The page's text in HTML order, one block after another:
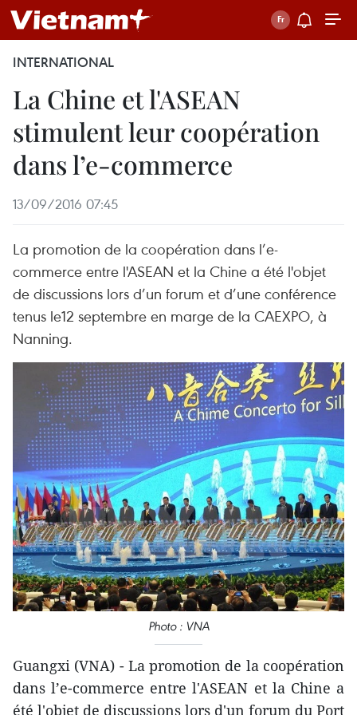
INTERNATIONAL
La Chine et l'ASEAN
stimulent leur coopération
dans l’e-commerce
13/09/2016 07:45
La promotion de la coopération dans l’e-
commerce entre l'ASEAN et la Chine a été l'objet
de discussions lors d’un forum et d’une conférence
tenus le12 septembre en marge de la CAEXPO, à
Nanning.
Photo : VNA
Guangxi (VNA) - La promotion de la coopération
dans l’e-commerce entre l'ASEAN et la Chine ​a
été l'objet de discussions lors d'un forum du Port